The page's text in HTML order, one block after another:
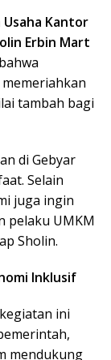
Usaha Kantor
Erbin Mart
tambah bagi
di Gebyar
Selain
juga ingin
pelaku UMKM
Sholin.
Inklusif
ini
mendukung